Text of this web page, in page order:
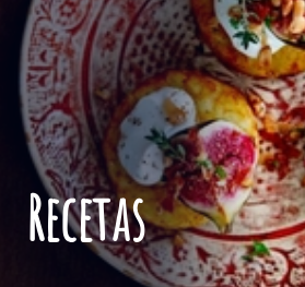
Recetas